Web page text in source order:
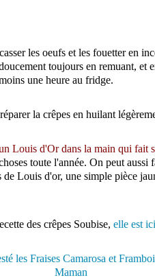
les oeufs et les fouetter en
toujours en remuant, et
une heure au fridge.
la crêpes en huilant
Louis d'Or dans la main qui fait
toute l'année. On peut aussi
de Louis d'or, une simple pièce
des crêpes Soubise, elle est